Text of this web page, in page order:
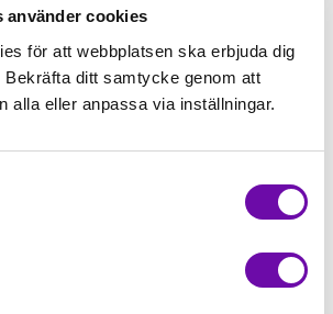
använder cookies
för att webbplatsen ska erbjuda dig
Bekräfta ditt samtycke genom att
alla eller anpassa via inställningar.
matchande +39,50kr
matchande +49,00kr
m